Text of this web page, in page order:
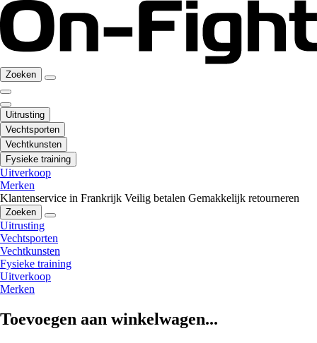
Zoeken
Uitrusting
Vechtsporten
Vechtkunsten
Fysieke training
Uitverkoop
Merken
Klantenservice in Frankrijk Veilig betalen Gemakkelijk retourneren
Zoeken
Uitrusting
Vechtsporten
Vechtkunsten
Fysieke training
Uitverkoop
Merken
Toevoegen aan winkelwagen...